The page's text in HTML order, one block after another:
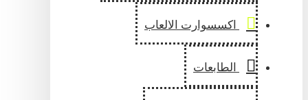
اكسسوارت الالعاب
الطابعات